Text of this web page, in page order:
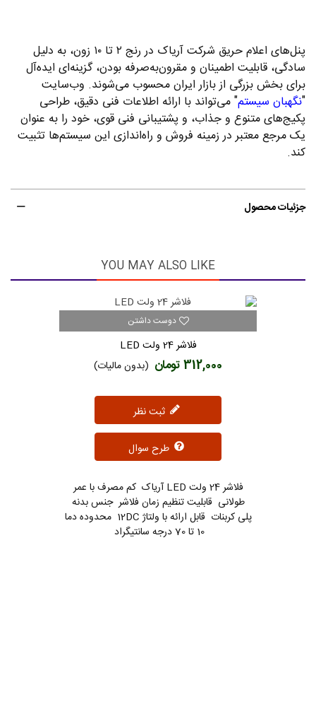
پنل‌های اعلام حریق شرکت آریاک در رنج ۲ تا ۱۰ زون، به دلیل
سادگی، قابلیت اطمینان و مقرون‌به‌صرفه بودن، گزینه‌ای ایده‌آل
برای بخش بزرگی از بازار ایران محسوب می‌شوند. وب‌سایت
"نگهبان سیستم" می‌تواند با ارائه اطلاعات فنی دقیق، طراحی
پکیج‌های متنوع و جذاب، و پشتیبانی فنی قوی، خود را به عنوان
یک مرجع معتبر در زمینه فروش و راه‌اندازی این سیستم‌ها تثبیت
کند.
جزئیات محصول
YOU MAY ALSO LIKE
دوست داشتن
فلاشر 24 ولت LED
312,000 تومان (بدون مالیات)
ثبت نظر
فلاشر 24 ولت LED آریاک کم مصرف با عمر
طولانی قابلیت تنظیم زمان فلاشر جنس بدنه
پلی کربنات قابل ارائه با ولتاژ 12DC محدوده دما
10 تا 70 درجه سانتیگراد